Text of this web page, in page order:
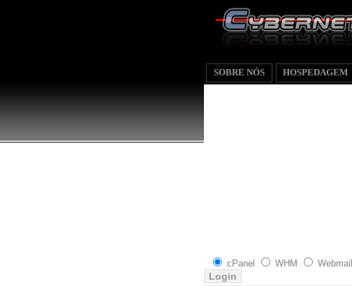
SOBRE NÓS HOSPEDAGEM
cPanel WHM Webmail